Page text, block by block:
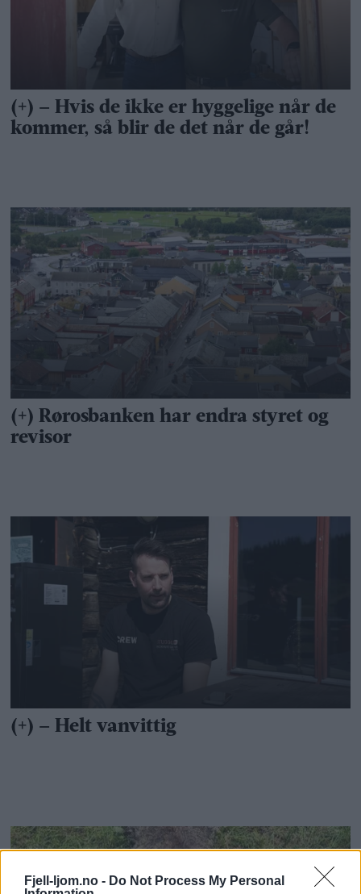
Fjell-ljom.no - Do Not Process My Personal